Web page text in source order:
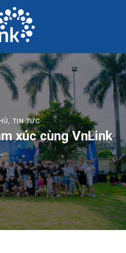
, TIN TỨC
xúc cùng VnLink